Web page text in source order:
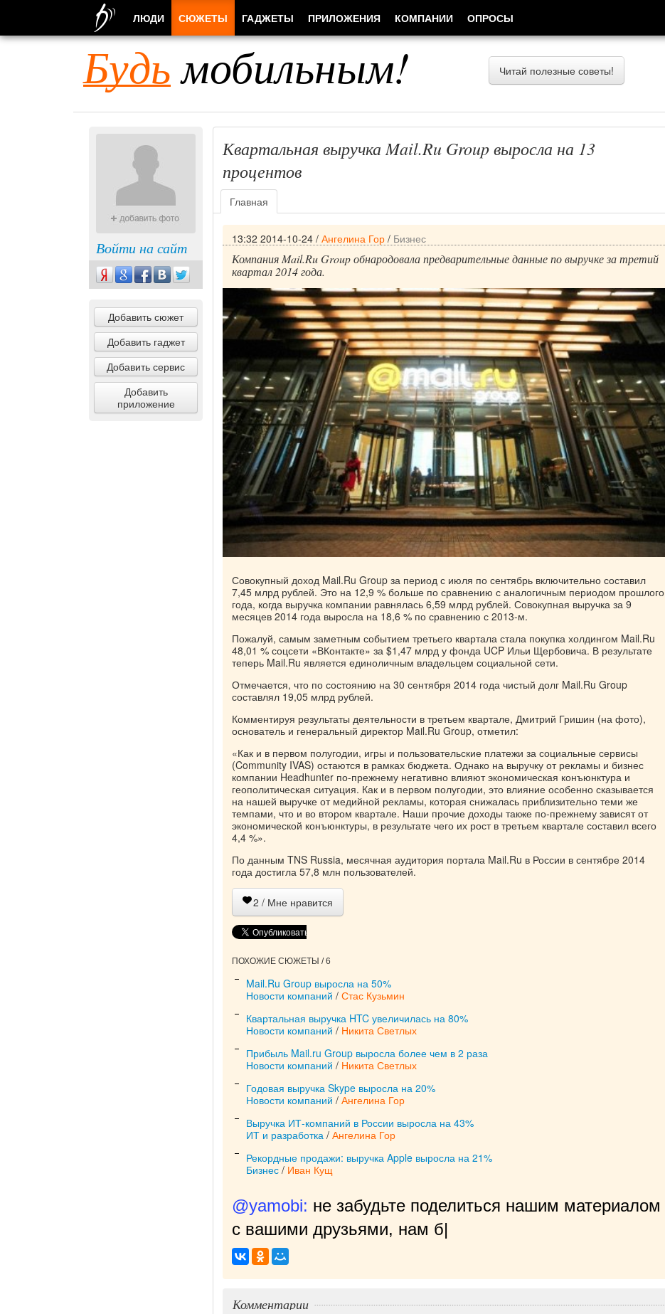
Будьмобильным! Читай полезные советы!
Войти на сайт
Добавить сюжет
Добавить гаджет
Добавить сервис
Добавить
приложение
Квартальная выручка Mail.Ru Group выросла на 13
процентов
Главная
13:32 2014-10-24 / Ангелина Гор / Бизнес
Компания Mail.Ru Group обнародовала предварительные данные по выручке за третий
квартал 2014 года.
Совокупный доход Mail.Ru Group за период с июля по сентябрь включительно составил
7,45 млрд рублей. Это на 12,9 % больше по сравнению с аналогичным периодом прошлого
года, когда выручка компании равнялась 6,59 млрд рублей. Совокупная выручка за 9
месяцев 2014 года выросла на 18,6 % по сравнению с 2013-м.
Пожалуй, самым заметным событием третьего квартала стала покупка холдингом Mail.Ru
48,01 % соцсети «ВКонтакте» за $1,47 млрд у фонда UCP Ильи Щербовича. В результате
теперь Mail.Ru является единоличным владельцем социальной сети.
Отмечается, что по состоянию на 30 сентября 2014 года чистый долг Mail.Ru Group
составлял 19,05 млрд рублей.
Комментируя результаты деятельности в третьем квартале, Дмитрий Гришин (на фото),
основатель и генеральный директор Mail.Ru Group, отметил:
«Как и в первом полугодии, игры и пользовательские платежи за социальные сервисы
(Community IVAS) остаются в рамках бюджета. Однако на выручку от рекламы и бизнес
компании Headhunter по-прежнему негативно влияют экономическая конъюнктура и
геополитическая ситуация. Как и в первом полугодии, это влияние особенно сказывается
на нашей выручке от медийной рекламы, которая снижалась приблизительно теми же
темпами, что и во втором квартале. Наши прочие доходы также по-прежнему зависят от
экономической конъюнктуры, в результате чего их рост в третьем квартале составил всего
4,4 %».
По данным TNS Russia, месячная аудитория портала Mail.Ru в России в сентябре 2014
года достигла 57,8 млн пользователей.
2 / Мне нравится
ПОХОЖИЕ СЮЖЕТЫ / 6
Mail.Ru Group выросла на 50%
Новости компаний / Стас Кузьмин
Квартальная выручка HTC увеличилась на 80%
Новости компаний / Никита Светлых
Прибыль Mail.ru Group выросла более чем в 2 раза
Новости компаний / Никита Светлых
Годовая выручка Skype выросла на 20%
Новости компаний / Ангелина Гор
Выручка ИТ-компаний в России выросла на 43%
ИТ и разработка / Ангелина Гор
Рекордные продажи: выручка Apple выросла на 21%
Бизнес / Иван Кущ
@yamobi: не забудьте поделиться нашим материалом
с вашими друзьями, нам будет очень прият
Комментарии
ЛЮДИ СЮЖЕТЫ ГАДЖЕТЫ ПРИЛОЖЕНИЯ КОМПАНИИ ОПРОСЫ